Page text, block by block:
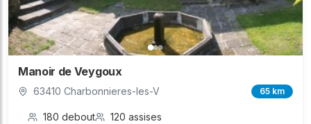
Manoir de Veygoux
63410 Charbonnieres-les-V 65 km
180 debout 120 assises